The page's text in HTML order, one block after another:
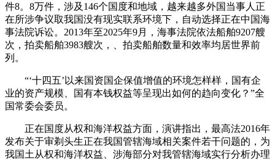
件8。8万件，涉及146个国度和地域，越来越多外国当事人正
在所涉争议取我国没有现实联系环境下，自动选择正在中国海
事法院诉讼。2013年至2025年9月，海事法院依法船舶9207艘
次，拍卖船舶3983艘次，、拍卖船舶数量和效率均居世界前
列。
“‘十四五’以来国资国企保值增值的环境怎样样，国有企
业的资产规模、国有本钱权益等呈现出如何的趋向变化？”全
国常委会委员。
正在国度从权和海洋权益方面，演讲指出，最高法2016年
发布关于审剃头生正在我国管辖海域相关案件若干问题的，为
我国土从权和海洋权益、涉海部分对我管辖海域实行分析办理